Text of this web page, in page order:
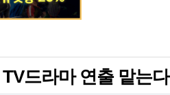
드라마 연출 맡는다